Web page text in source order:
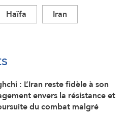
Haïfa
Iran
: L’Iran reste fidèle à son
envers la résistance et
du combat malgré